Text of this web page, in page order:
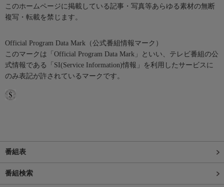
このホームページに掲載している記事・写真等あらゆる素材の無断
複写・転載を禁じます。
Official Program Data Mark（公式番組情報マーク）
このマークは「Official Program Data Mark」といい、テレビ番組の公
式情報である「SI(Service Information)情報」を利用したサービスに
のみ表記が許されているマークです。
番組表
番組検索